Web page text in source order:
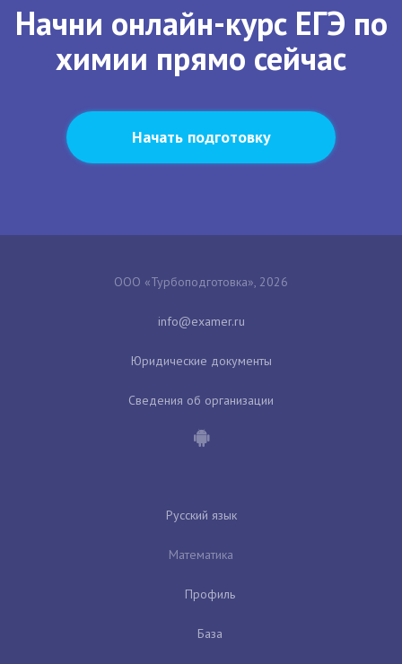
Начни онлайн-курс ЕГЭ по
химии прямо сейчас
Начать подготовку
ООО «Турбоподготовка», 2026
Юридические документы
Сведения об организации
Русский язык
Математика
Профиль
База